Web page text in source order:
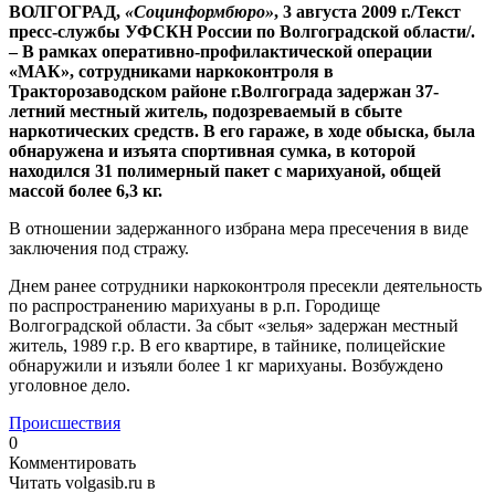
ВОЛГОГРАД, «Социнформбюро», 3 августа 2009 г./Текст
пресс-службы УФСКН России по Волгоградской области/.
– В рамках оперативно-профилактической операции
«МАК», сотрудниками наркоконтроля в
Тракторозаводском районе г.Волгограда задержан 37-
летний местный житель, подозреваемый в сбыте
наркотических средств. В его гараже, в ходе обыска, была
обнаружена и изъята спортивная сумка, в которой
находился 31 полимерный пакет с марихуаной, общей
массой более 6,3 кг.
В отношении задержанного избрана мера пресечения в виде
заключения под стражу.
Днем ранее сотрудники наркоконтроля пресекли деятельность
по распространению марихуаны в р.п. Городище
Волгоградской области. За сбыт «зелья» задержан местный
житель, 1989 г.р. В его квартире, в тайнике, полицейские
обнаружили и изъяли более 1 кг марихуаны. Возбуждено
уголовное дело.
Происшествия
0
Комментировать
Читать volgasib.ru в